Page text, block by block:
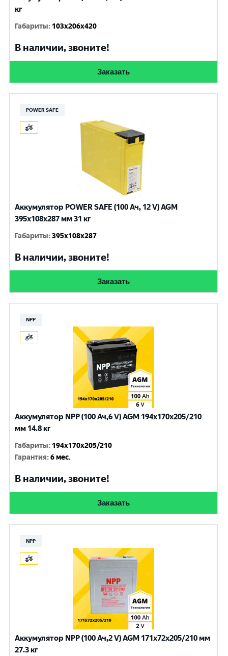
кг
Габариты: 103x206x420
В наличии, звоните!
Заказать
POWER SAFE
Аккумулятор POWER SAFE (100 Ач, 12 V) AGM
395x108x287 мм 31 кг
Габариты:395x108x287
В наличии, звоните!
Заказать
NPP
Аккумулятор NPP (100 Ач,6 V) AGM 194x170x205/210
мм 14.8 кг
Габариты: 194x170x205/210
Гарантия:6 мес.
В наличии, звоните!
Заказать
NPP
Аккумулятор NPP (100 Ач,2 V) AGM 171x72x205/210 мм
27.3 кг